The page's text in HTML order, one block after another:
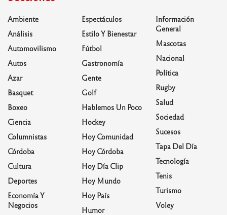
Ambiente
Análisis
Automovilismo
Autos
Azar
Basquet
Boxeo
Ciencia
Columnistas
Córdoba
Cultura
Deportes
Economía Y
Negocios
Espectáculos
Estilo Y Bienestar
Fútbol
Gastronomía
Gente
Golf
Hablemos Un Poco
Hockey
Hoy Comunidad
Hoy Córdoba
Hoy Día Clip
Hoy Mundo
Hoy País
Humor
Información
General
Mascotas
Nacional
Política
Rugby
Salud
Sociedad
Sucesos
Tapa Del Día
Tecnología
Tenis
Turismo
Voley